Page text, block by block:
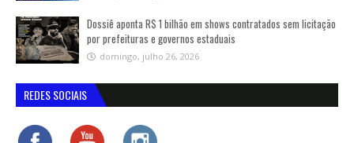
Dossiê aponta R$ 1 bilhão em shows contratados sem licitação
por prefeituras e governos estaduais
domingo, julho 26, 2026
REDES SOCIAIS